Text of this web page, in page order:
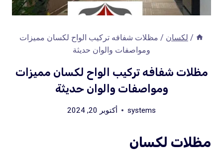
/ لكسان / مظلات شفافه تركيب الواح لكسان مميزات
ومواصفات والوان حديثة
مظلات شفافه تركيب الواح لكسان مميزات
ومواصفات والوان حديثة
systems أكتوبر 20, 2024
مظلات لكسان